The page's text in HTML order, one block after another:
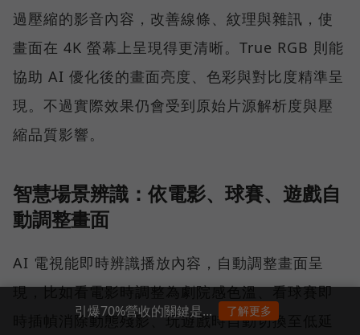
過壓縮的影音內容，改善線條、紋理與雜訊，使
畫面在 4K 螢幕上呈現得更清晰。True RGB 則能
協助 AI 優化後的畫面亮度、色彩與對比度精準呈
現。不過實際效果仍會受到原始片源解析度與壓
縮品質影響。
智慧場景辨識：依電影、球賽、遊戲自
動調整畫面
AI 電視能即時辨識播放內容，自動調整畫面呈
現，比如看電影時調整為劇院感色溫、看球賽即
時插幀消除動態殘影、玩遊戲時自動切換至低延
引爆70%營收的關鍵是... 了解更多